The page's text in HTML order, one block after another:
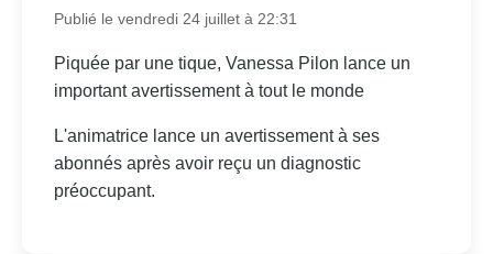
Publié le vendredi 24 juillet à 22:31
Piquée par une tique, Vanessa Pilon lance un
important avertissement à tout le monde
L'animatrice lance un avertissement à ses
abonnés après avoir reçu un diagnostic
préoccupant.